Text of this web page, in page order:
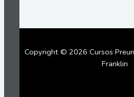
Copyright © 2026 Cursos
Franklin